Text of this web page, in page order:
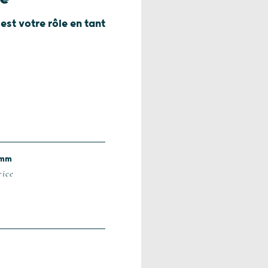
votre rôle en tant